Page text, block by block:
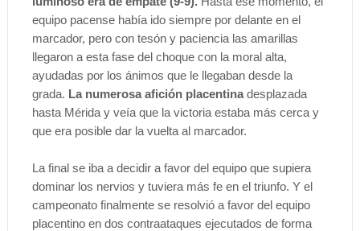
equipo pacense había ido siempre por delante en el
marcador, pero con tesón y paciencia las amarillas
llegaron a esta fase del choque con la moral alta,
ayudadas por los ánimos que le llegaban desde la
grada. La numerosa afición placentinadesplazada
hasta Mérida y veía que la victoria estaba más cerca y
que era posible dar la vuelta al marcador.
La final se iba a decidir a favor del equipo que supiera
dominar los nervios y tuviera más fe en el triunfo. Y el
campeonato finalmente se resolvió a favor del equipo
placentino en dos contraataques ejecutados de forma